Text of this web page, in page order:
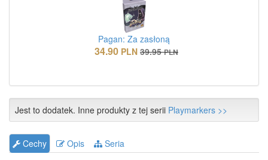
Pagan: Za zasłoną
34.90 PLN 39.95 PLN
Jest to dodatek. Inne produkty z tej serii Playmarkers >>
Cechy Opis
Seria